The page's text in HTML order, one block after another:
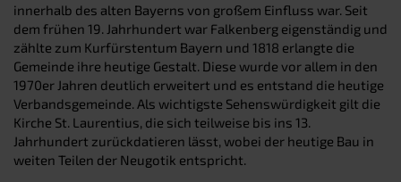
innerhalb des alten Bayerns von großem Einfluss war. Seit
dem frühen 19. Jahrhundert war Falkenberg eigenständig und
zählte zum Kurfürstentum Bayern und 1818 erlangte die
Gemeinde ihre heutige Gestalt. Diese wurde vor allem in den
1970er Jahren deutlich erweitert und es entstand die heutige
Verbandsgemeinde. Als wichtigste Sehenswürdigkeit gilt die
Kirche St. Laurentius, die sich teilweise bis ins 13.
Jahrhundert zurückdatieren lässt, wobei der heutige Bau in
weiten Teilen der Neugotik entspricht.